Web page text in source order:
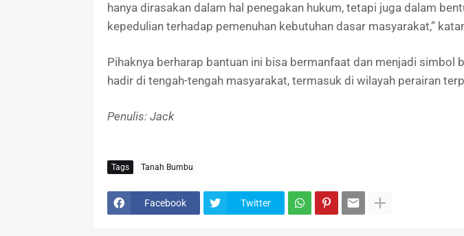
hanya dirasakan dalam hal penegakan hukum, tetapi juga dalam
kepedulian terhadap pemenuhan kebutuhan dasar masyarakat,”
Pihaknya berharap bantuan ini bisa bermanfaat dan menjadi simbol
hadir di tengah-tengah masyarakat, termasuk di wilayah perairan
Penulis: Jack
Tags Tanah Bumbu
Facebook Twitter